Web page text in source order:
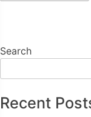
Search
Recent